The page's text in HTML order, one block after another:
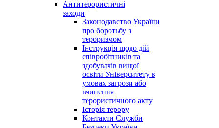
Антитерористичні
заходи
Законодавство України
про боротьбу з
тероризмом
Інструкція щодо дій
співробітників та
здобувачів вищої
освіти Університету в
умовах загрози або
вчинення
терористичного акту
Історія терору
Контакти Служби